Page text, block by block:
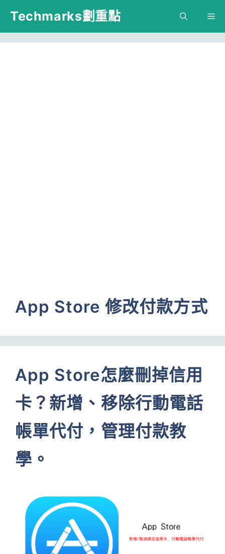
跳
主
Techmarks劃重點
App Store 修改付款方式
App Store怎麼刪掉信用
卡？新增、移除行動電話
帳單代付，管理付款教
學。